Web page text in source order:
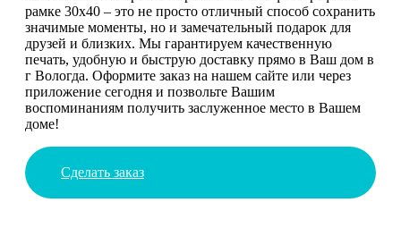
рамке 30х40 – это не просто отличный способ сохранить
значимые моменты, но и замечательный подарок для
друзей и близких. Мы гарантируем качественную
печать, удобную и быструю доставку прямо в Ваш дом в
г Вологда. Оформите заказ на нашем сайте или через
приложение сегодня и позвольте Вашим
воспоминаниям получить заслуженное место в Вашем
доме!
Сделать заказ